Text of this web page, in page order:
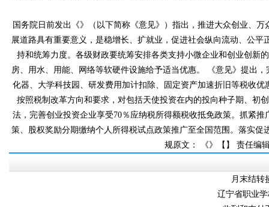
国务院日前发出《》（以下简称《意见》）指出，推进大众创业、万
展道路具有重要意义，是稳增长、扩就业，促进社会纵向流动、
持和统筹力度。各级财政要统筹安排各类支持小微企业和创业创新
房、用水、用能、网络等软硬件设施给予适当优惠。 《意见》
化器、大学科技园、研发费用加计扣除、固定资产加速折旧等
按照税制改革方向和要求，对包括天使投资在内的投向种子期、
法，完善创业投资企业享受70％应纳税所得额税收抵免政策。抓
策、股权奖励分期缴纳个人所得税试点政策推广至全国范围。落实促进
规原文： 《》【】 责任
月末结转
辽宁省职业